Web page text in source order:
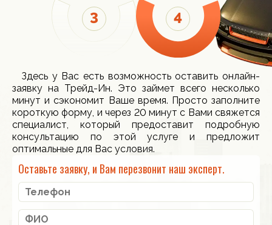
Здесь у Вас есть возможность оставить онлайн-
заявку на Трейд-Ин. Это займет всего несколько
минут и сэкономит Ваше время. Просто заполните
короткую форму, и через 20 минут с Вами свяжется
специалист, который предоставит подробную
консультацию по этой услуге и предложит
оптимальные для Вас условия.
Оставьте заявку, и Вам перезвонит наш эксперт.